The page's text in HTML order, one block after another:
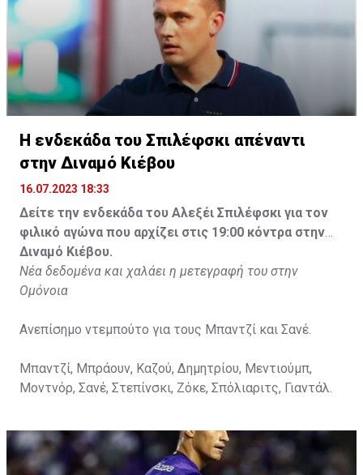
Η ενδεκάδα του Σπιλέφσκι απέναντι
στην Διναμό Κιέβου
16.07.2023 18:33
Δείτε την ενδεκάδα του Αλεξέι Σπιλέφσκι για τον
φιλικό αγώνα που αρχίζει στις 19:00 κόντρα στην
Διναμό Κιέβου.
Νέα δεδομένα και χαλάει η μετεγραφή του στην
Ομόνοια
Ανεπίσημο ντεμπούτο για τους Μπαντζί και Σανέ.
Μπαντζί, Μπράουν, Καζού, Δημητρίου, Μεντιούμπ,
Μοντνόρ, Σανέ, Στεπίνσκι, Ζόκε, Σπόλιαριτς, Γιαντάλ.